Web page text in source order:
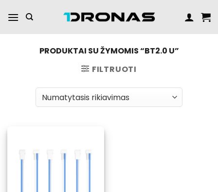
turinį
PRODUKTAI SU ŽYMOMIS “BT2.0 U”
FILTRUOTI